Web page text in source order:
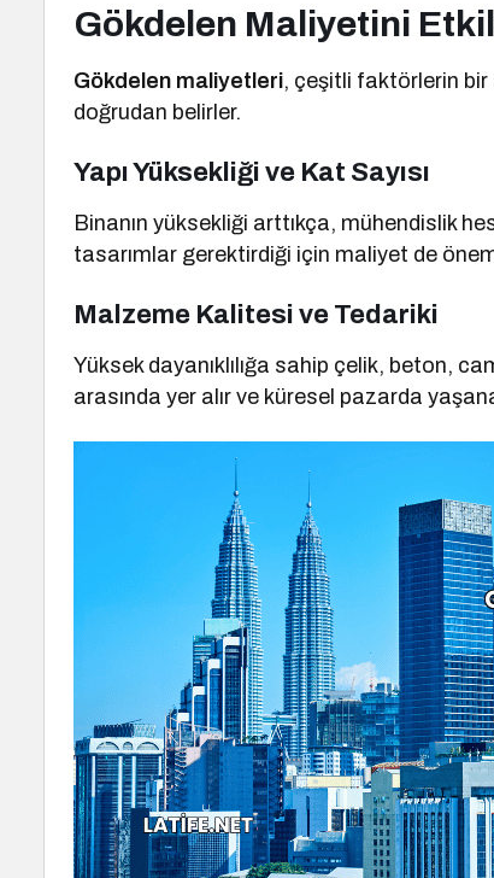
Gökdelen Maliyetini
Gökdelen maliyetleri, çeşitli faktörlerin
doğrudan belirler.
Yapı Yüksekliği ve Kat Sayısı
Binanın yüksekliği arttıkça, mühendislik
tasarımlar gerektirdiği için maliyet de
Malzeme Kalitesi ve Tedariki
Yüksek dayanıklılığa sahip çelik, beton,
arasında yer alır ve küresel pazarda